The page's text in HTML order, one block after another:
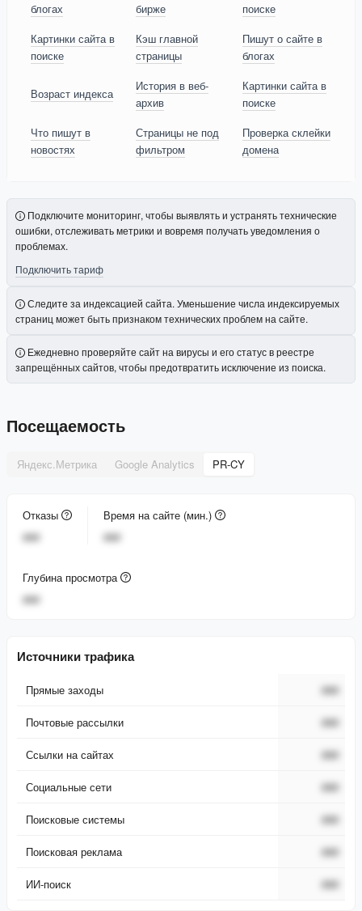
блогах бирже
поиске
Картинки сайта в
поиске
Кэш главной
страницы
Пишут о сайте в
блогах
Возраст индекса
История в веб-
архив
Картинки сайта в
поиске
Что пишут в
новостях
Страницы не под
фильтром
Проверка склейки
домена
Подключите мониторинг, чтобы выявлять и устранять технические
ошибки, отслеживать метрики и вовремя получать уведомления о
проблемах.
Подключить тариф
Следите за индексацией сайта. Уменьшение числа индексируемых
страниц может быть признаком технических проблем на сайте.
Ежедневно проверяйте сайт на вирусы и его статус в реестре
запрещённых сайтов, чтобы предотвратить исключение из поиска.
Посещаемость
Яндекс.Метрика Google Analytics PR-CY
Отказы
###
Время на сайте (мин.)
###
Глубина просмотра
###
Источники трафика
Прямые заходы ###
Почтовые рассылки ###
Ссылки на сайтах ###
Социальные сети ###
Поисковые системы ###
Поисковая реклама ###
ИИ-поиск ###